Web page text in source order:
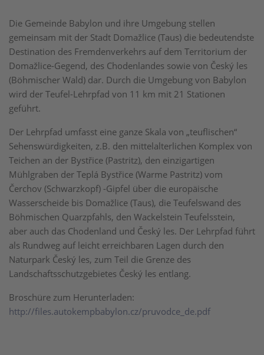
Die Gemeinde Babylon und ihre Umgebung stellen
gemeinsam mit der Stadt Domažlice (Taus) die bedeutendste
Destination des Fremdenverkehrs auf dem Territorium der
Domažlice-Gegend, des Chodenlandes sowie von Český les
(Böhmischer Wald) dar. Durch die Umgebung von Babylon
wird der Teufel-Lehrpfad von 11 km mit 21 Stationen
geführt.
Der Lehrpfad umfasst eine ganze Skala von „teuflischen“
Sehenswürdigkeiten, z.B. den mittelalterlichen Komplex von
Teichen an der Bystřice (Pastritz), den einzigartigen
Mühlgraben der Teplá Bystřice (Warme Pastritz) vom
Čerchov (Schwarzkopf) -Gipfel über die europäische
Wasserscheide bis Domažlice (Taus), die Teufelswand des
Böhmischen Quarzpfahls, den Wackelstein Teufelsstein,
aber auch das Chodenland und Český les. Der Lehrpfad führt
als Rundweg auf leicht erreichbaren Lagen durch den
Naturpark Český les, zum Teil die Grenze des
Landschaftsschutzgebietes Český les entlang.
Broschüre zum Herunterladen:
http://files.autokempbabylon.cz/pruvodce_de.pdf